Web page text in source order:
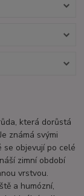
která dorůstá
známá svými
se objevují po celé
zimní období
vrstvou.
a humózní,